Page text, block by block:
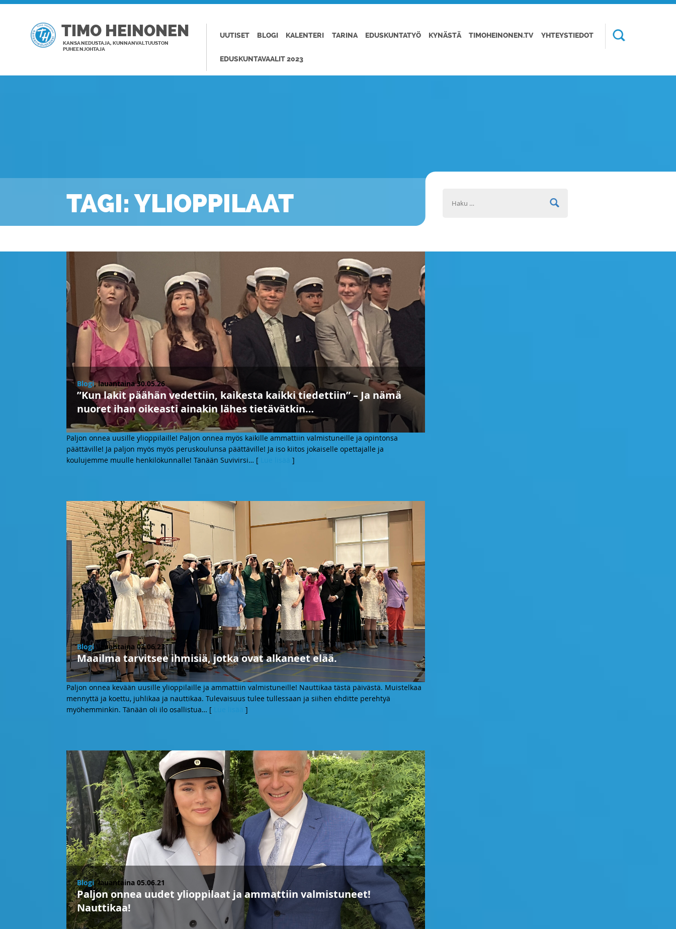
TIMO HEINONEN
KANSANEDUSTAJA, KUNNANVALTUUSTON
PUHEENJOHTAJA
UUTISET BLOGI KALENTERI TARINA EDUSKUNTATYÖ KYNÄSTÄ TIMOHEINONEN.TV YHTEYSTIEDOT
EDUSKUNTAVAALIT 2023
TAGI: YLIOPPILAAT
Blogi, lauantaina 30.05.26
”Kun lakit päähän vedettiin, kaikesta kaikki tiedettiin” – Ja nämä
nuoret ihan oikeasti ainakin lähes tietävätkin…
Paljon onnea uusille ylioppilaille! Paljon onnea myös kaikille ammattiin valmistuneille ja opintonsa
päättäville! Ja paljon myös myös peruskoulunsa päättäville! Ja iso kiitos jokaiselle opettajalle ja
koulujemme muulle henkilökunnalle! Tänään Suvivirsi… [ ]
Blogi, lauantaina 03.06.23
Maailma tarvitsee ihmisiä, jotka ovat alkaneet elää.
Paljon onnea kevään uusille ylioppilaille ja ammattiin valmistuneille! Nauttikaa tästä päivästä. Muistelkaa
mennyttä ja koettu, juhlikaa ja nauttikaa. Tulevaisuus tulee tullessaan ja siihen ehditte perehtyä
myöhemminkin. Tänään oli ilo osallistua… [ ]
Blogi, lauantaina 05.06.21
Paljon onnea uudet ylioppilaat ja ammattiin valmistuneet!
Nauttikaa!